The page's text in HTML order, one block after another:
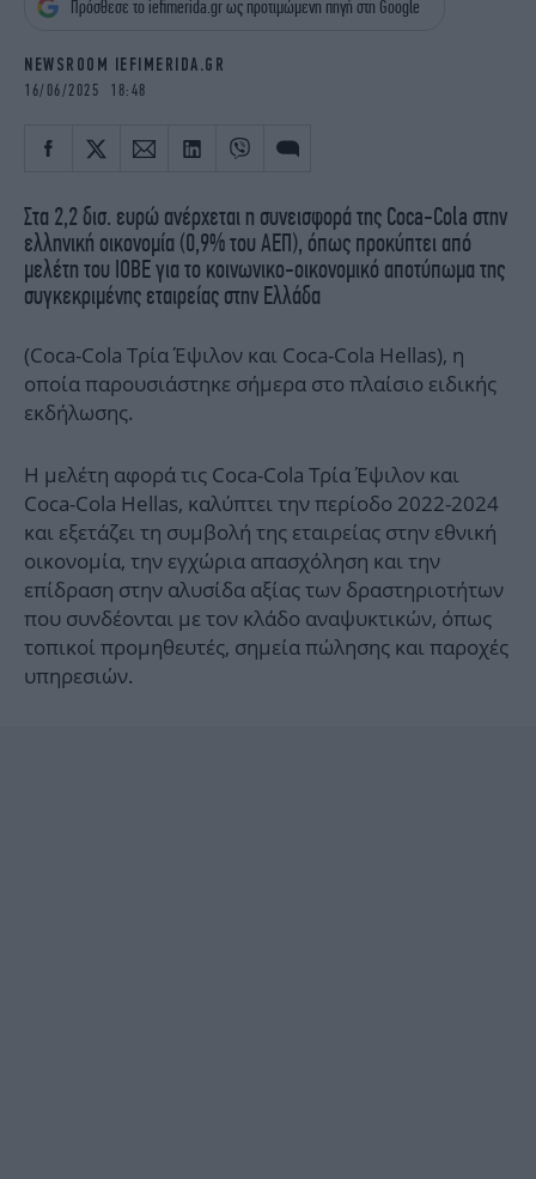
iBOOKS
ΖΩΔΙΑ
MEDIA
NEWSLETTER
Πρόσθεσε το iefimerida.gr ως προτιμώμενη πηγή στη Google
NEWSROOM IEFIMERIDA.GR
16/06/2025 18:48
Στα 2,2 δισ. ευρώ ανέρχεται η συνεισφορά της Coca-Cola στην
ελληνική οικονομία (0,9% του ΑΕΠ), όπως προκύπτει από
μελέτη του ΙΟΒΕ για το κοινωνικο-οικονομικό αποτύπωμα της
συγκεκριμένης εταιρείας στην Ελλάδα
(Coca-Cola Τρία Έψιλον και Coca-Cola Hellas), η
οποία παρουσιάστηκε σήμερα στο πλαίσιο ειδικής
εκδήλωσης.
Η μελέτη αφορά τις Coca-Cola Τρία Έψιλον και
Coca-Cola Hellas, καλύπτει την περίοδο 2022-2024
και εξετάζει τη συμβολή της εταιρείας στην εθνική
οικονομία, την εγχώρια απασχόληση και την
επίδραση στην αλυσίδα αξίας των δραστηριοτήτων
που συνδέονται με τον κλάδο αναψυκτικών, όπως
τοπικοί προμηθευτές, σημεία πώλησης και παροχές
υπηρεσιών.